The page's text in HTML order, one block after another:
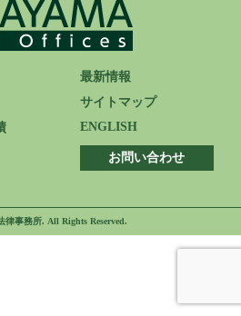
最新情報
サイトマップ
ENGLISH
お問い合わせ
律事務所. All Rights Reserved.